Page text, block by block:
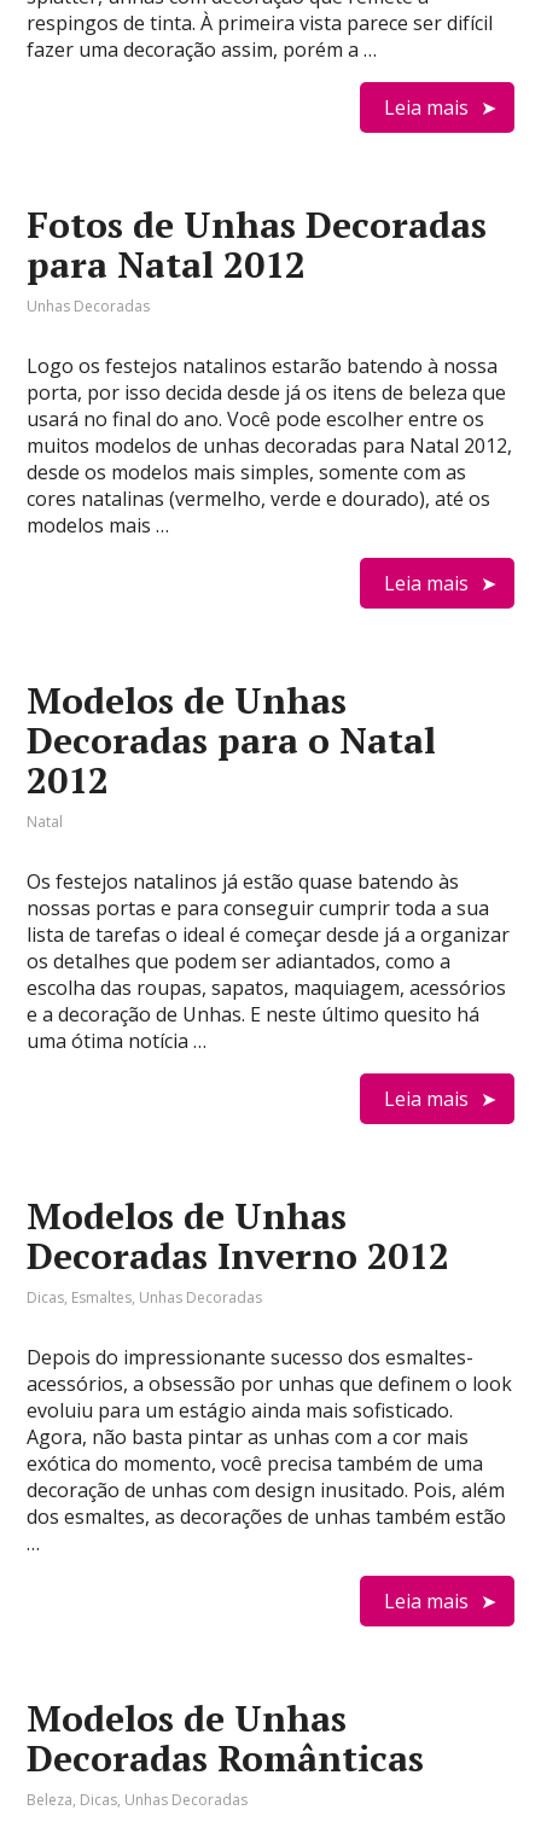
respingos de tinta. À primeira vista parece ser difícil
fazer uma decoração assim, porém a …
Leia mais
Fotos de Unhas Decoradas
para Natal 2012
Unhas Decoradas
Logo os festejos natalinos estarão batendo à nossa
porta, por isso decida desde já os itens de beleza que
usará no final do ano. Você pode escolher entre os
muitos modelos de unhas decoradas para Natal 2012,
desde os modelos mais simples, somente com as
cores natalinas (vermelho, verde e dourado), até os
modelos mais …
Leia mais
Modelos de Unhas
Decoradas para o Natal
2012
Natal
Os festejos natalinos já estão quase batendo às
nossas portas e para conseguir cumprir toda a sua
lista de tarefas o ideal é começar desde já a organizar
os detalhes que podem ser adiantados, como a
escolha das roupas, sapatos, maquiagem, acessórios
e a decoração de Unhas. E neste último quesito há
uma ótima notícia …
Leia mais
Modelos de Unhas
Decoradas Inverno 2012
Dicas, Esmaltes, Unhas Decoradas
Depois do impressionante sucesso dos esmaltes-
acessórios, a obsessão por unhas que definem o look
evoluiu para um estágio ainda mais sofisticado.
Agora, não basta pintar as unhas com a cor mais
exótica do momento, você precisa também de uma
decoração de unhas com design inusitado. Pois, além
dos esmaltes, as decorações de unhas também estão
…
Leia mais
Modelos de Unhas
Decoradas Românticas
Beleza, Dicas, Unhas Decoradas